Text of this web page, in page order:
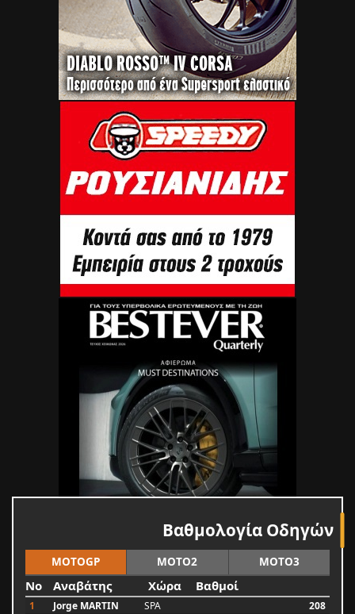
Βαθμολογία Οδηγών
MOTOGP MOTO2 MOTO3
No Αναβάτης Χώρα Βαθμοί
1 Jorge MARTIN SPA
208